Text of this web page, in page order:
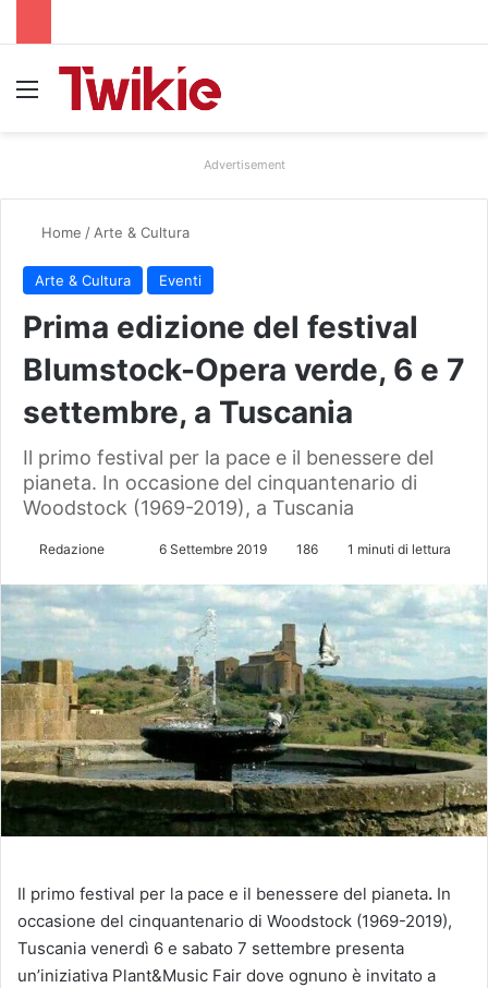
Advertisement
Home / Arte & Cultura
Arte & Cultura Eventi
Prima edizione del festival
Blumstock-Opera verde, 6 e 7
settembre, a Tuscania
Il primo festival per la pace e il benessere del
pianeta. In occasione del cinquantenario di
Woodstock (1969-2019), a Tuscania
Redazione
u
n
'
e
m
a
i
6 Settembre 2019 186 1 minuti di lettura
Il primo festival per la pace e il benessere del pianeta. In
occasione del cinquantenario di Woodstock (1969-2019),
Tuscania venerdì 6 e sabato 7 settembre presenta
un’iniziativa Plant&Music Fair dove ognuno è invitato a